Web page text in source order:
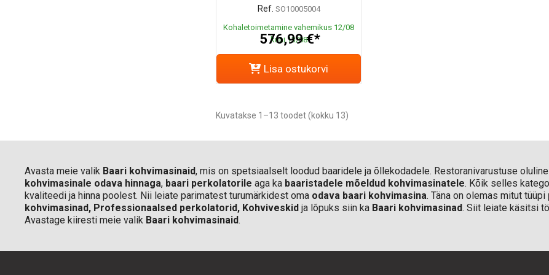
Ref. SO10005004
Kohaletoimetamine vahemikus 12/08
kuni 13/08
576,99 €*
Lisa ostukorvi
Kuvatakse 1–13 toodet (kokku 13)
Avasta meie valik Baari kohvimasinaid, mis on spetsiaalselt loodud baaridele ja õllekodadele. Restoranivarustuse
kohvimasinale odava hinnaga, baari perkolatorile aga ka baaristadele mõeldud kohvimasinatele. Kõik selles
kvaliteedi ja hinna poolest. Nii leiate parimatest turumärkidest oma odava baari kohvimasina. Täna on olemas mitut tüüpi
kohvimasinad, Professionaalsed perkolatorid, Kohviveskid ja lõpuks siin ka Baari kohvimasinad. Siit leiate käsitsi
Avastage kiiresti meie valik Baari kohvimasinaid.